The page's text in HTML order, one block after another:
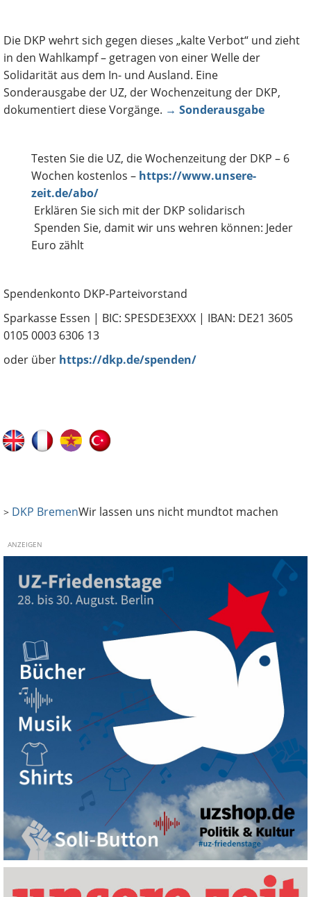
Die DKP wehrt sich gegen dieses „kalte Verbot“ und zieht
in den Wahlkampf – getragen von einer Welle der
Solidarität aus dem In- und Ausland. Eine
Sonderausgabe der UZ, der Wochenzeitung der DKP,
dokumentiert diese Vorgänge. → Sonderausgabe
Testen Sie die UZ, die Wochenzeitung der DKP – 6
Wochen kostenlos – https://www.unsere-
zeit.de/abo/
Erklären Sie sich mit der DKP solidarisch
Spenden Sie, damit wir uns wehren können: Jeder
Euro zählt
Spendenkonto DKP-Parteivorstand
Sparkasse Essen | BIC: SPESDE3EXXX | IBAN: DE21 3605
0105 0003 6306 13
oder über https://dkp.de/spenden/
> DKP BremenWir lassen uns nicht mundtot machen
ANZEIGEN